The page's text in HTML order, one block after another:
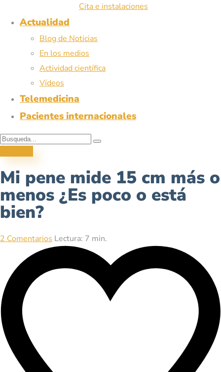
Cita e instalaciones
Actualidad
Blog de Noticias
En los medios
Actividad científica
Vídeos
Telemedicina
Pacientes internacionales
Mi pene mide 15 cm más o
menos ¿Es poco o está
bien?
2 Comentarios Lectura: 7 min.